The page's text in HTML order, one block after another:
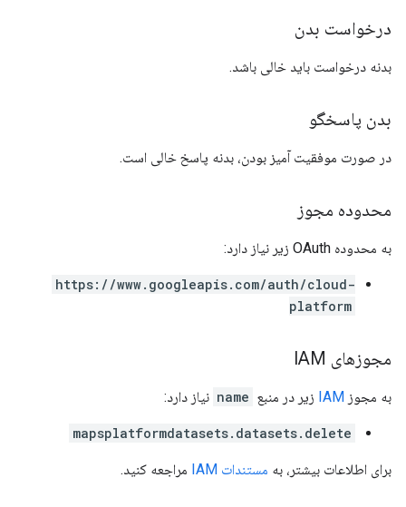
درخواست بدن
بدنه درخواست باید خالی باشد.
بدن پاسخگو
در صورت موفقیت آمیز بودن، بدنه پاسخ خالی است.
محدوده مجوز
به محدوده OAuth زیر نیاز دارد:
https://www.googleapis.com/auth/cloud-
platform
مجوزهای IAM
به مجوز IAM زیر در منبع name نیاز دارد:
mapsplatformdatasets.datasets.delete
برای اطلاعات بیشتر، به مستندات IAM مراجعه کنید.